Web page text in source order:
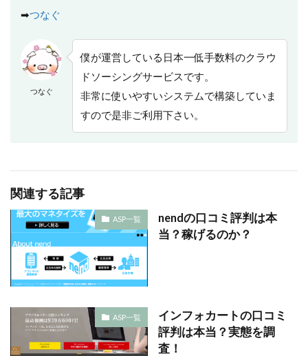
➡つなぐ
つなぐ
僕が運営している日本一低手数料のクラウ
ドソーシングサービスです。
非常に使いやすいシステムで構築していま
すので是非ご利用下さい。
関連する記事
ASP一覧
nendの口コミ評判は本
当？稼げるのか？
ASP一覧
インフォカートの口コミ
評判は本当？実態を調
査！